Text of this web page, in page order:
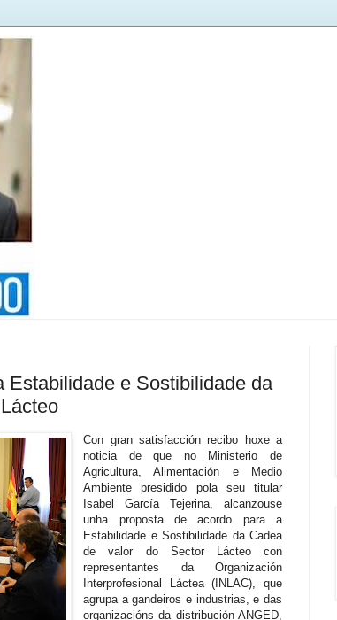
Estabilidade e Sostibilidade da
Con gran satisfacción recibo hoxe a
noticia de que no Ministerio de
Agricultura, Alimentación e Medio
Ambiente presidido pola seu titular
Isabel García Tejerina, alcanzouse
unha proposta de acordo para a
Estabilidade e Sostibilidade da Cadea
de valor do Sector Lácteo con
representantes da Organización
Interprofesional Láctea (INLAC), que
agrupa a gandeiros e industrias, e das
organizacións da distribución ANGED,